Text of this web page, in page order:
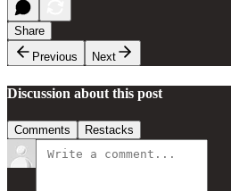
Share
Previous
Next
Discussion about this post
Comments Restacks